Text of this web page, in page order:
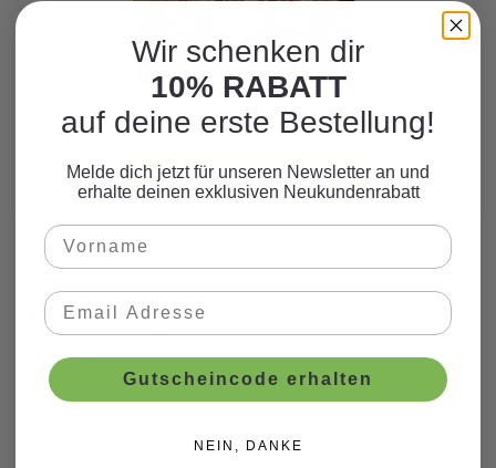
Hier finden Sie viele weitere Produkte
zum Motto.
WEITERE PRODUKTE
Beschreibung
Wir schenken dir
10% RABATT
auf deine erste Bestellung!
Melde dich jetzt für unseren Newsletter an und
erhalte deinen exklusiven Neukundenrabatt
Gutscheincode erhalten
NEIN, DANKE